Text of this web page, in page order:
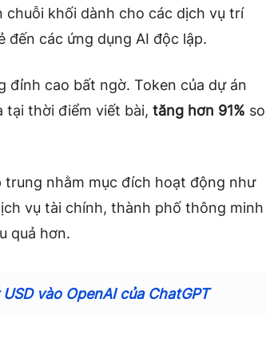
khối dành cho các dịch vụ trí
các ứng dụng AI độc lập.
đỉnh cao bất ngờ. Token của dự án
tại thời điểm viết bài, tăng hơn 91% so
nhằm mục đích hoạt động như
vụ tài chính, thành phố thông minh
quả hơn.
vào OpenAI của ChatGPT